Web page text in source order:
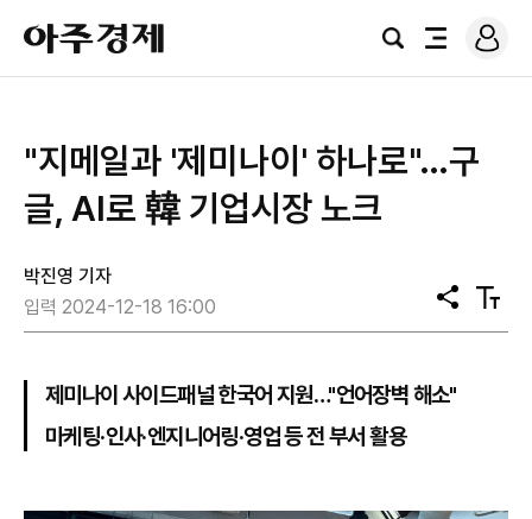
아
주
경
검
전
로
그
"지메일과 '제미나이' 하나로"…구
글, AI로 韓 기업시장 노크
박진영 기자
입력 2024-12-18 16:00
공
유
텍
스
제미나이 사이드패널 한국어 지원…"언어장벽 해소"
마케팅·인사·엔지니어링·영업 등 전 부서 활용